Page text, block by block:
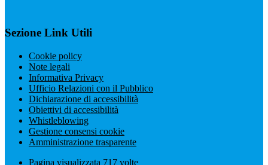
Sezione Link Utili
Cookie policy
Note legali
Informativa Privacy
Ufficio Relazioni con il Pubblico
Dichiarazione di accessibilità
Obiettivi di accessibilità
Whistleblowing
Gestione consensi cookie
Amministrazione trasparente
Pagina visualizzata 717 volte